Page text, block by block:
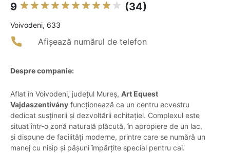
9 (34)
Voivodeni, 633
Afișează numărul de telefon
Despre companie:
Aflat în Voivodeni, județul Mureș, Art Equest
Vajdaszentivány funcționează ca un centru ecvestru
dedicat susținerii și dezvoltării echitației. Complexul este
situat într-o zonă naturală plăcută, în apropiere de un lac,
și dispune de facilități moderne, printre care se numără un
manej cu nisip și pășuni împărțite special pentru cai.